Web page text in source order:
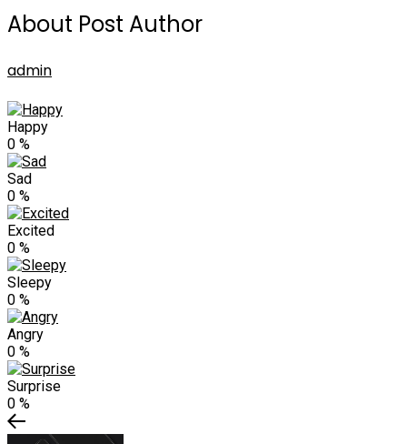
About Post Author
admin
Happy
0 %
Sad
0 %
Excited
0 %
Sleepy
0 %
Angry
0 %
Surprise
0 %